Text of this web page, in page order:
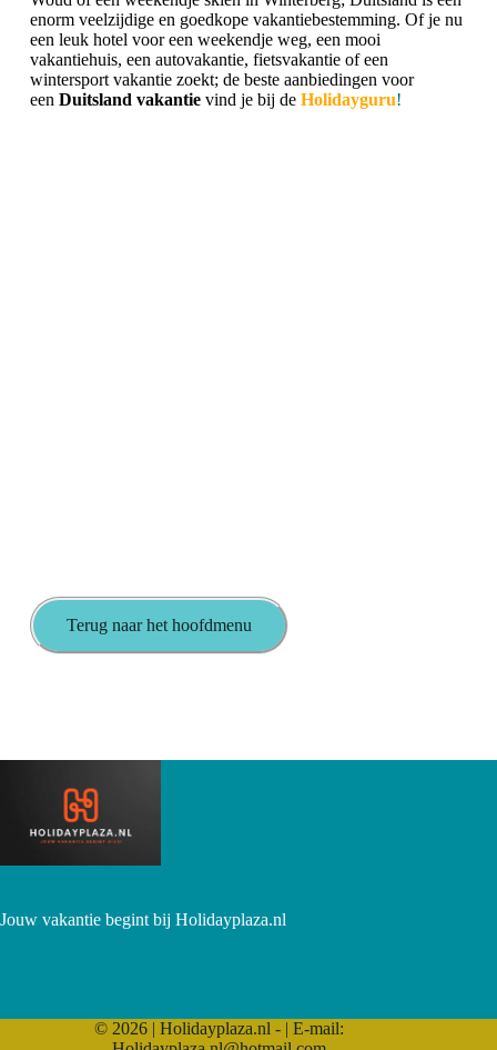
enorm veelzijdige en goedkope vakantiebestemming. Of je nu
een leuk hotel voor een weekendje weg, een mooi
vakantiehuis, een autovakantie, fietsvakantie of een
wintersport vakantie zoekt; de beste aanbiedingen voor
een Duitsland vakantievind je bij de Holidayguru!
Terug naar het hoofdmenu
Jouw vakantie begint bij Holidayplaza.nl
© 2026 | Holidayplaza.nl - | E-mail: